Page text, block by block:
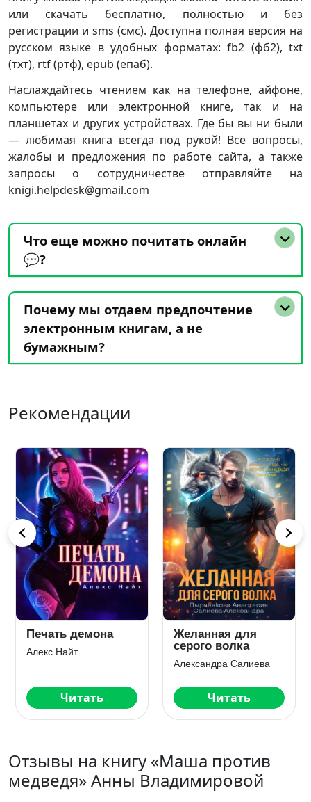
или скачать бесплатно, полностью и без
регистрации и sms (смс). Доступна полная версия на
русском языке в удобных форматах: fb2 (фб2), txt
(тхт), rtf (ртф), epub (епаб).
Наслаждайтесь чтением как на телефоне, айфоне,
компьютере или электронной книге, так и на
планшетах и других устройствах. Где бы вы ни были
— любимая книга всегда под рукой! Все вопросы,
жалобы и предложения по работе сайта, а также
запросы о сотрудничестве отправляйте на
knigi.helpdesk@gmail.com
Что еще можно почитать онлайн
💬?
Почему мы отдаем предпочтение
электронным книгам, а не
бумажным?
Рекомендации
Печать демона
Алекс Найт
Читать
Желанная для
серого волка
Александра Салиева
Читать
Отзывы на книгу «Маша против
медведя» Анны Владимировой